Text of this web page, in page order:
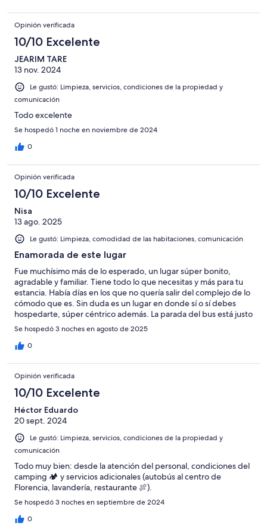
Opinión verificada
10/10 Excelente
JEARIM TARE
13 nov. 2024
Le gustó: Limpieza, servicios, condiciones de la propiedad y
comunicación
Todo excelente
Se hospedó 1 noche en noviembre de 2024
0
Opinión verificada
10/10 Excelente
Nisa
13 ago. 2025
Le gustó: Limpieza, comodidad de las habitaciones, comunicación
Enamorada de este lugar
Fue muchísimo más de lo esperado, un lugar súper bonito,
agradable y familiar. Tiene todo lo que necesitas y más para tu
estancia. Había días en los que no quería salir del complejo de lo
cómodo que es. Sin duda es un lugar en donde sí o sí debes
hospedarte, súper céntrico además. La parada del bus está justo
en la puerta
Se hospedó 3 noches en agosto de 2025
0
Opinión verificada
10/10 Excelente
Héctor Eduardo
20 sept. 2024
Le gustó: Limpieza, servicios, condiciones de la propiedad y
comunicación
Todo muy bien: desde la atención del personal, condiciones del
camping 🏕️ y servicios adicionales (autobús al centro de
Florencia, lavandería, restaurante 🍖).
Se hospedó 3 noches en septiembre de 2024
0